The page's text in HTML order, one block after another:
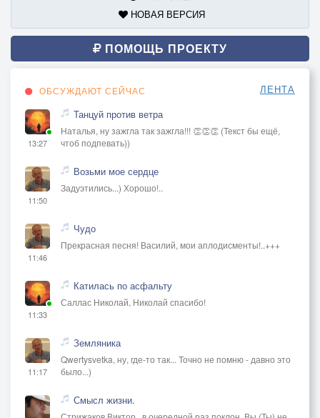
НОВАЯ ВЕРСИЯ
ПОМОЩЬ ПРОЕКТУ
ОБСУЖДАЮТ СЕЙЧАС ЛЕНТА
13:27
Танцуй против ветра
Наталья, ну зажгла так зажгла!!! 👏👏👏 (Текст бы ещё,
чтоб подпевать))
11:50
Возьми мое сердце
Задуэтились...) Хорошо!..
11:46
Чудо
Прекрасная песня! Василий, мои аплодисменты!..+++
11:33
Катилась по асфальту
Саллас Николай, Николай спасибо!
11:17
Земляника
Qwertysvetka, ну, где-то так... Точно не помню - давно это
было...)
Смысл жизни.